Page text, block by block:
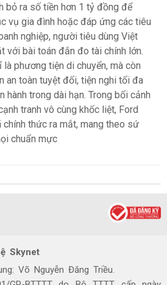
bỏ ra số tiền hơn 1 tỷ đồng để
vụ gia đình hoặc đáp ứng các tiêu
nghiệp, người tiêu dùng Việt
với bài toán đắn đo tài chính lớn.
phương tiện di chuyển, mà còn
an toàn tuyệt đối, tiện nghi tối đa
hành trong dài hạn. Trong bối cảnh
tranh vô cùng khốc liệt, Ford
chính thức ra mắt, mang theo sứ
chuẩn mực
Skynet
Võ Nguyễn Đăng Triều.